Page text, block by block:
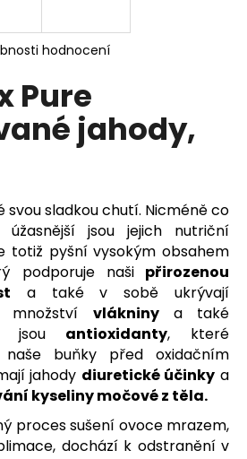
hodnocení
Pure
jahody,
svou sladkou chutí. Nicméně co
jsou jejich nutriční
totiž pyšní vysokým obsahem
podporuje našipřirozenou
a také v sobě ukrývají
množství vlákninya také
jsou antioxidanty, které
buňky před oxidačním
jahody diuretické účinky a
kyseliny močové z těla.
proces sušení ovoce mrazem,
dochází k odstranění v
HLEDAT